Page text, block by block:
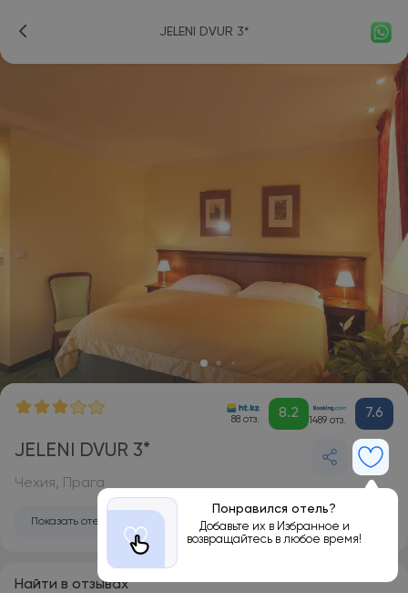
JELENI DVUR 3*
88 отз. 8.2 1489 отз. 7.6
JELENI DVUR 3*
Понравился отель?
Добавьте их в Избранное и
возвращайтесь в любое время!
Чехия, Прага
Показать отель на карте
Найти в отзывах